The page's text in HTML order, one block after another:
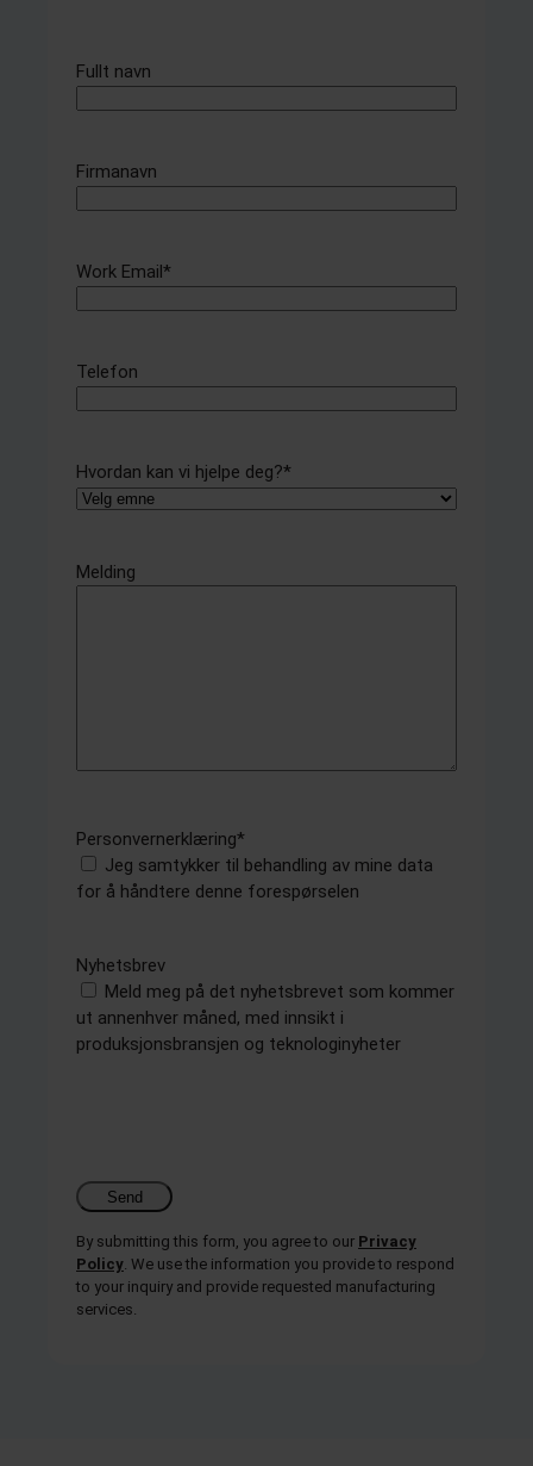
Fullt navn
Firmanavn
Work Email*
Telefon
Hvordan kan vi hjelpe deg?*
Melding
Personvernerklæring*
Jeg samtykker til behandling av mine data
for å håndtere denne forespørselen
Nyhetsbrev
Meld meg på det nyhetsbrevet som kommer
ut annenhver måned, med innsikt i
produksjonsbransjen og teknologinyheter
By submitting this form, you agree to our Privacy
Policy. We use the information you provide to respond
to your inquiry and provide requested manufacturing
services.